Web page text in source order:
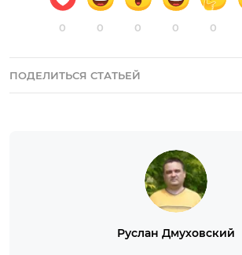
0 0 0 0 0
ПОДЕЛИТЬСЯ СТАТЬЕЙ
Руслан Дмуховский